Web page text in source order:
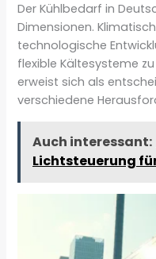
Der Kühlbedarf in
Dimensionen.
technologische
flexible Kältesysteme
erweist sich als
verschiedene
Auch interessant:
Lichtsteuerung